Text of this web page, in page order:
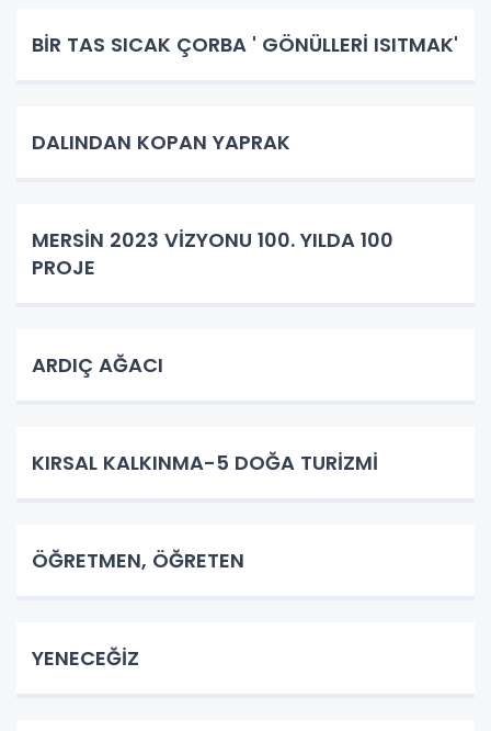
BİR TAS SICAK ÇORBA ' GÖNÜLLERİ ISITMAK'
DALINDAN KOPAN YAPRAK
MERSİN 2023 VİZYONU 100. YILDA 100
PROJE
ARDIÇ AĞACI
KIRSAL KALKINMA-5 DOĞA TURİZMİ
ÖĞRETMEN, ÖĞRETEN
YENECEĞİZ